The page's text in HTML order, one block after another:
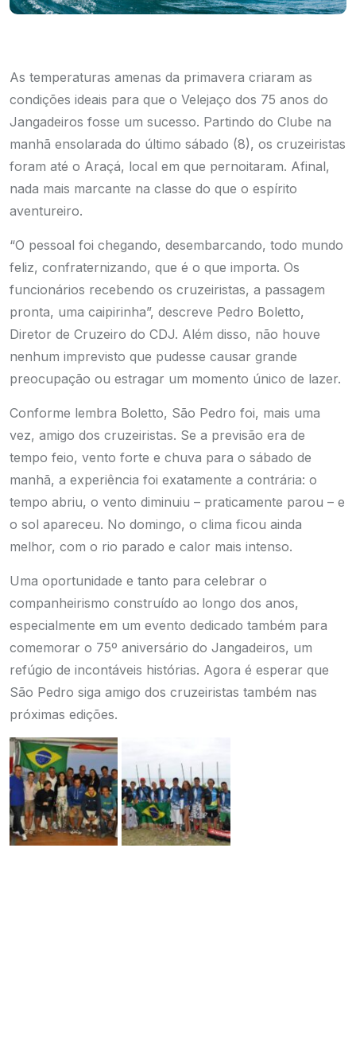
As temperaturas amenas da primavera criaram as
condições ideais para que o Velejaço dos 75 anos do
Jangadeiros fosse um sucesso. Partindo do Clube na
manhã ensolarada do último sábado (8), os cruzeiristas
foram até o Araçá, local em que pernoitaram. Afinal,
nada mais marcante na classe do que o espírito
aventureiro.
“O pessoal foi chegando, desembarcando, todo mundo
feliz, confraternizando, que é o que importa. Os
funcionários recebendo os cruzeiristas, a passagem
pronta, uma caipirinha”, descreve Pedro Boletto,
Diretor de Cruzeiro do CDJ. Além disso, não houve
nenhum imprevisto que pudesse causar grande
preocupação ou estragar um momento único de lazer.
Conforme lembra Boletto, São Pedro foi, mais uma
vez, amigo dos cruzeiristas. Se a previsão era de
tempo feio, vento forte e chuva para o sábado de
manhã, a experiência foi exatamente a contrária: o
tempo abriu, o vento diminuiu – praticamente parou – e
o sol apareceu. No domingo, o clima ficou ainda
melhor, com o rio parado e calor mais intenso.
Uma oportunidade e tanto para celebrar o
companheirismo construído ao longo dos anos,
especialmente em um evento dedicado também para
comemorar o 75º aniversário do Jangadeiros, um
refúgio de incontáveis histórias. Agora é esperar que
São Pedro siga amigo dos cruzeiristas também nas
próximas edições.